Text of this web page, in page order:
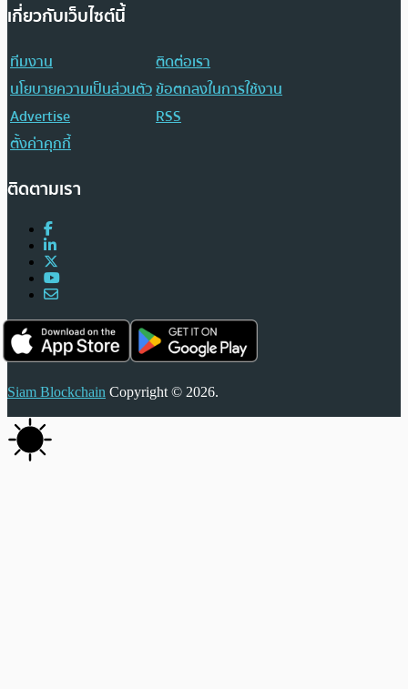
เกี่ยวกับเว็บไซต์นี้
ทีมงาน
ติดต่อเรา
นโยบายความเป็นส่วนตัวข้อตกลงในการใช้งาน
Advertise
RSS
ตั้งค่าคุกกี้
ติดตามเรา
Siam Blockchain Copyright © 2026.